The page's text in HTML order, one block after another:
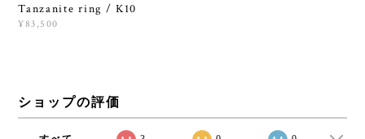
Tanzanite ring / K10
¥83,500
ショップの評価